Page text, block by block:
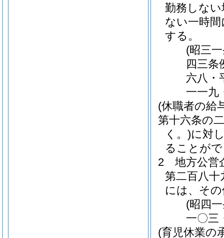
勤務しな
ない一時
する。
(昭三
四三条
六八・
一一九
(休職者の給
第十六条の二
く。)に対
ることが
2
地方公営
第二百八十
には、そ
(昭四
一〇三
(育児休業の